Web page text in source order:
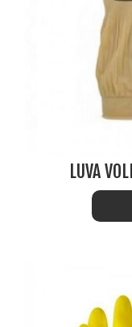
LUVA